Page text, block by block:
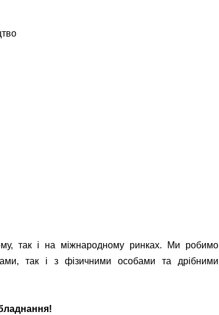
так і на міжнародному ринках. Ми робимо
так і з фізичними особами та дрібними